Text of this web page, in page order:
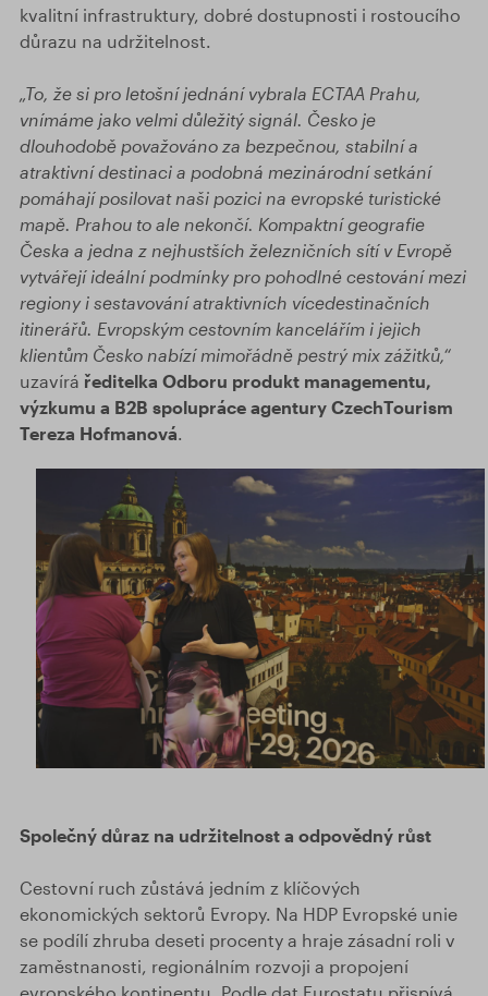
kvalitní infrastruktury, dobré dostupnosti i rostoucího
důrazu na udržitelnost.
„To, že si pro letošní jednání vybrala ECTAA Prahu,
vnímáme jako velmi důležitý signál. Česko je
dlouhodobě považováno za bezpečnou, stabilní a
atraktivní destinaci a podobná mezinárodní setkání
pomáhají posilovat naši pozici na evropské turistické
mapě. Prahou to ale nekončí. Kompaktní geografie
Česka a jedna z nejhustších železničních sítí v Evropě
vytvářejí ideální podmínky pro pohodlné cestování mezi
regiony i sestavování atraktivních vícedestinačních
itinerářů. Evropským cestovním kancelářím i jejich
klientům Česko nabízí mimořádně pestrý mix zážitků,“
uzavírá ředitelka Odboru produkt managementu,
výzkumu a B2B spolupráce agentury CzechTourism
Tereza Hofmanová
Společný důraz na udržitelnost a odpovědný růst
Cestovní ruch zůstává jedním z klíčových
ekonomických sektorů Evropy. Na HDP Evropské unie
se podílí zhruba deseti procenty a hraje zásadní roli v
zaměstnanosti, regionálním rozvoji a propojení
evropského kontinentu. Podle dat Eurostatu přispívá